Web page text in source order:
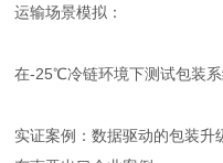
运输场景模拟：
在-25℃冷链环境下测试包装系
实证案例：数据驱动的包装升